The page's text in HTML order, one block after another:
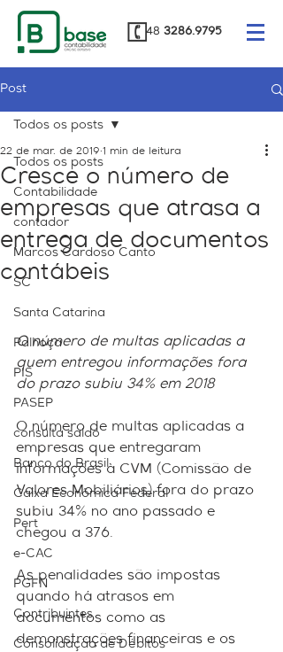
48 3286.9795
Post
Todos os posts
Contabilidade
contador
Marcos Cardoso Canto
SC
Santa Catarina
Palhoça
PIS
PASEP
consulta saldo
Banco do Brasil
Caixa Econômica Federal
Pert
e-CAC
PGFN
Contribuintes
Consolidação de Débitos
Todos os posts
Cresce o número de
empresas que atrasa a
entrega de documentos
contábeis
22 de mar. de 2019 1 min de leitura
O número de multas aplicadas a
quem entregou informações fora
do prazo subiu 34% em 2018
O número de multas aplicadas a
empresas que entregaram
informações à CVM (Comissão de
Valores Mobiliários) fora do prazo
subiu 34% no ano passado e
chegou a 376.
As penalidades são impostas
quando há atrasos em
documentos como as
demonstrações financeiras e os